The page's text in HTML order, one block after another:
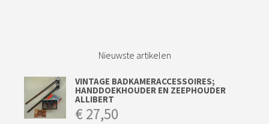
Nieuwste artikelen
VINTAGE BADKAMERACCESSOIRES;
HANDDOEKHOUDER EN ZEEPHOUDER
ALLIBERT
€27,50